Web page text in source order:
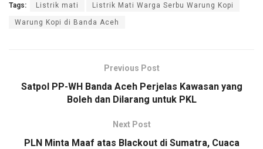
Tags: Listrik mati Listrik Mati Warga Serbu Warung Kopi
Warung Kopi di Banda Aceh
Previous Post
Satpol PP-WH Banda Aceh Perjelas Kawasan yang
Boleh dan Dilarang untuk PKL
Next Post
PLN Minta Maaf atas Blackout di Sumatra, Cuaca